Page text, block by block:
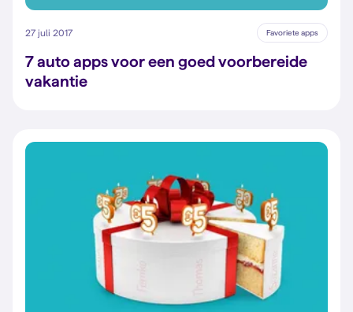
27 juli 2017 Favoriete apps
7 auto apps voor een goed voorbereide
vakantie